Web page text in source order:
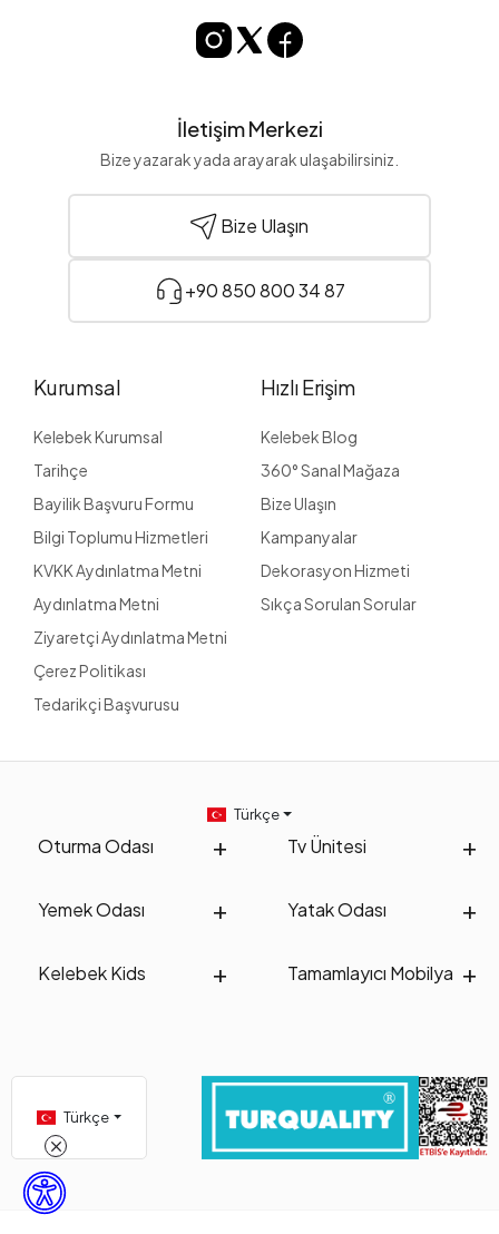
İletişim Merkezi
Bize yazarak yada arayarak ulaşabilirsiniz.
Bize Ulaşın
+90 850 800 34 87
Kurumsal
Kelebek Kurumsal
Tarihçe
Bayilik Başvuru Formu
Bilgi Toplumu Hizmetleri
KVKK Aydınlatma Metni
Aydınlatma Metni
Ziyaretçi Aydınlatma Metni
Çerez Politikası
Tedarikçi Başvurusu
Hızlı Erişim
Kelebek Blog
360° Sanal Mağaza
Bize Ulaşın
Kampanyalar
Dekorasyon Hizmeti
Sıkça Sorulan Sorular
Oturma Odası Tv Ünitesi
Yemek Odası Yatak Odası
Kelebek Kids Tamamlayıcı Mobilya
Türkçe
Türkçe